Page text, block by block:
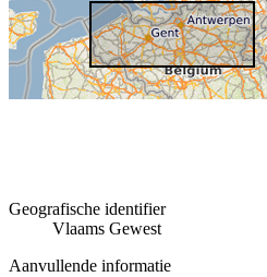
Geografische identifier
Vlaams Gewest
Aanvullende informatie